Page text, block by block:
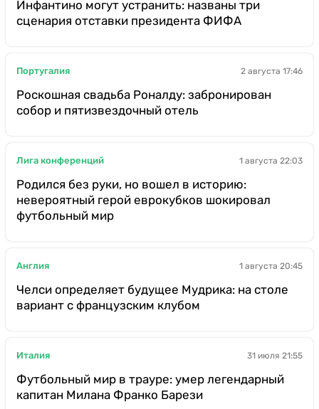
Инфантино могут устранить: названы три
сценария отставки президента ФИФА
Португалия 2 августа 17:46
Роскошная свадьба Роналду: забронирован
собор и пятизвездочный отель
Лига конференций 1 августа 22:03
Родился без руки, но вошел в историю:
невероятный герой еврокубков шокировал
футбольный мир
Англия 1 августа 20:45
Челси определяет будущее Мудрика: на столе
вариант с французским клубом
Италия 31 июля 21:55
Футбольный мир в трауре: умер легендарный
капитан Милана Франко Барези